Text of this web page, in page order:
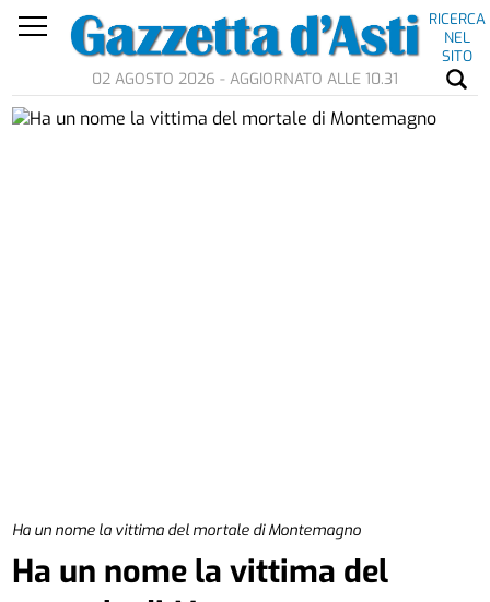
RICERCA
NEL
SITO
02 AGOSTO 2026 - AGGIORNATO ALLE 10.31
Ha un nome la vittima del mortale di Montemagno
Ha un nome la vittima del